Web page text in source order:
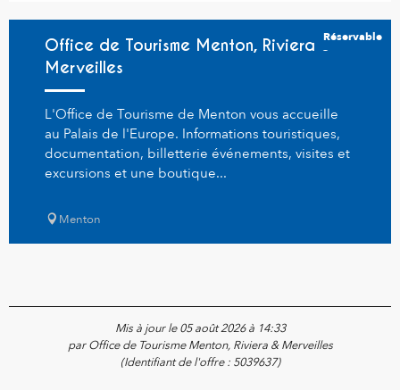
Office de Tourisme Menton, Riviera &
Merveilles
L'Office de Tourisme de Menton vous accueille
au Palais de l'Europe. Informations touristiques,
documentation, billetterie événements, visites et
excursions et une boutique...
Menton
Réservable
Mis à jour le 05 août 2026 à 14:33
par Office de Tourisme Menton, Riviera & Merveilles
(Identifiant de l'offre : 5039637)